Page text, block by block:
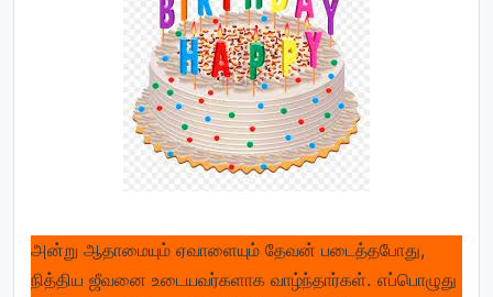
அன்று ஆதாமையும் ஏவாளையும் தேவன் படைத்தபோது,
நித்திய ஜீவனை உடையவர்களாக வாழ்ந்தார்கள். எப்பொழுது